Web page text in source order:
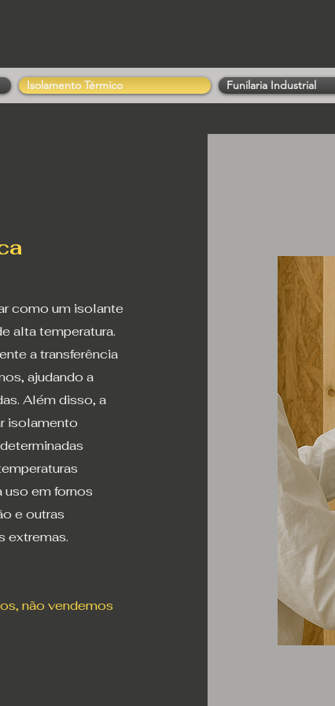
Isolamento Térmico Funilaria Industrial
como um isolante
alta temperatura.
a transferência
ajudando a
Além disso, a
isolamento
uso em fornos
e outras
extremas.
não vendemos